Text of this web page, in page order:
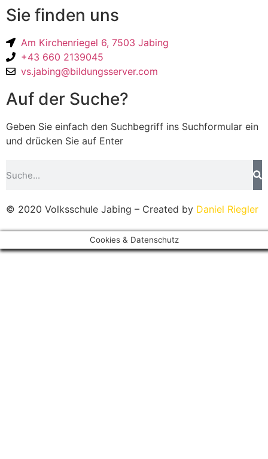
Sie finden uns
Am Kirchenriegel 6, 7503 Jabing
+43 660 2139045
vs.jabing@bildungsserver.com
Auf der Suche?
Geben Sie einfach den Suchbegriff ins Suchformular ein
und drücken Sie auf Enter
© 2020 Volksschule Jabing – Created by Daniel Riegler
Cookies & Datenschutz